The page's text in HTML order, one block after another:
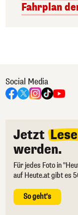
Fahrplan
Social Media
Jetzt
werden.
Für jedes Foto in
auf Heute.at gibt es
So geht's